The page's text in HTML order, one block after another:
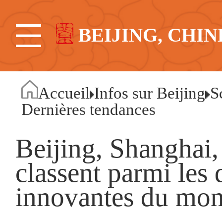
BEIJING,
Accueil Infos sur Beijing
Dernières tendances
Beijing,
classent parmi
innovantes du